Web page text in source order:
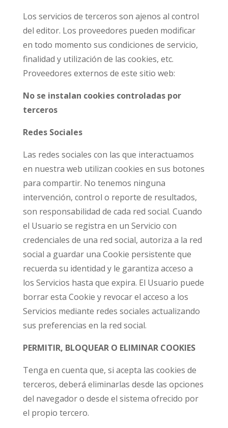
Los servicios de terceros son ajenos al control
del editor. Los proveedores pueden modificar
en todo momento sus condiciones de servicio,
finalidad y utilización de las cookies, etc.
Proveedores externos de este sitio web:
No se instalan cookies controladas por
terceros
Redes Sociales
Las redes sociales con las que interactuamos
en nuestra web utilizan cookies en sus botones
para compartir. No tenemos ninguna
intervención, control o reporte de resultados,
son responsabilidad de cada red social. Cuando
el Usuario se registra en un Servicio con
credenciales de una red social, autoriza a la red
social a guardar una Cookie persistente que
recuerda su identidad y le garantiza acceso a
los Servicios hasta que expira. El Usuario puede
borrar esta Cookie y revocar el acceso a los
Servicios mediante redes sociales actualizando
sus preferencias en la red social.
PERMITIR, BLOQUEAR O ELIMINAR COOKIES
Tenga en cuenta que, si acepta las cookies de
terceros, deberá eliminarlas desde las opciones
del navegador o desde el sistema ofrecido por
el propio tercero.